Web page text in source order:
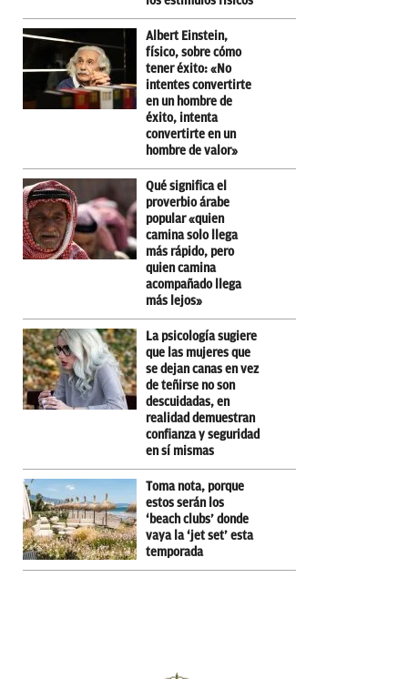
Albert Einstein,
físico, sobre cómo
tener éxito: «No
intentes convertirte
en un hombre de
éxito, intenta
convertirte en un
hombre de valor»
Qué significa el
proverbio árabe
popular «quien
camina solo llega
más rápido, pero
quien camina
acompañado llega
más lejos»
La psicología sugiere
que las mujeres que
se dejan canas en vez
de teñirse no son
descuidadas, en
realidad demuestran
confianza y seguridad
en sí mismas
Toma nota, porque
estos serán los
‘beach clubs’ donde
vaya la ‘jet set’ esta
temporada